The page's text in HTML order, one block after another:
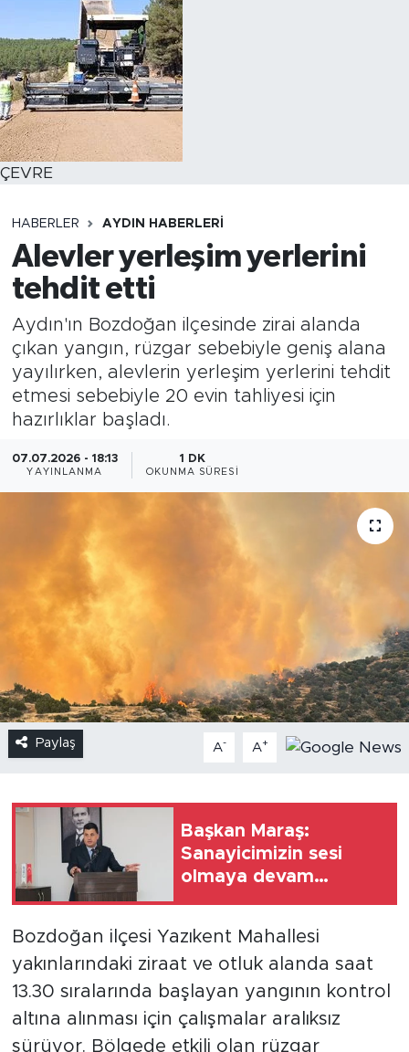
ÇEVRE
HABERLER AYDIN HABERLERI
Alevler yerleşim yerlerini
tehdit etti
Aydın'ın Bozdoğan ilçesinde zirai alanda
çıkan yangın, rüzgar sebebiyle geniş alana
yayılırken, alevlerin yerleşim yerlerini tehdit
etmesi sebebiyle 20 evin tahliyesi için
hazırlıklar başladı.
07.07.2026 - 18:13
YAYINLANMA
1 DK
OKUNMA SÜRESI
Paylaş A- A+
Başkan Maraş:
Sanayicimizin sesi
olmaya devam
Bozdoğan ilçesi Yazıkent Mahallesi
yakınlarındaki ziraat ve otluk alanda saat
13.30 sıralarında başlayan yangının kontrol
altına alınması için çalışmalar aralıksız
sürüyor. Bölgede etkili olan rüzgar